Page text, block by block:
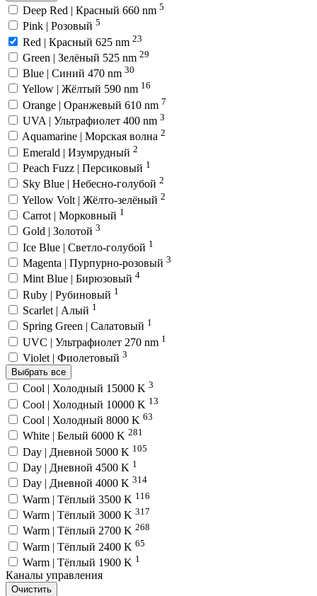
Deep Red | Красный 660 nm 5
Pink | Розовый 5
Red | Красный 625 nm 23
Green | Зелёный 525 nm 29
Blue | Синий 470 nm 30
Yellow | Жёлтый 590 nm 16
Orange | Оранжевый 610 nm 7
UVA | Ультрафиолет 400 nm 3
Aquamarine | Морская волна 2
Emerald | Изумрудный 2
Peach Fuzz | Персиковый 1
Sky Blue | Небесно-голубой 2
Yellow Volt | Жёлто-зелёный 2
Carrot | Морковный 1
Gold | Золотой 3
Ice Blue | Светло-голубой 1
Magenta | Пурпурно-розовый 3
Mint Blue | Бирюзовый 4
Ruby | Рубиновый 1
Scarlet | Алый 1
Spring Green | Салатовый 1
UVC | Ультрафиолет 270 nm 1
Violet | Фиолетовый 3
Выбрать все
Cool | Холодный 15000 K 3
Cool | Холодный 10000 K 13
Cool | Холодный 8000 K 63
White | Белый 6000 K 281
Day | Дневной 5000 K 105
Day | Дневной 4500 K 1
Day | Дневной 4000 K 314
Warm | Тёплый 3500 K 116
Warm | Тёплый 3000 K 317
Warm | Тёплый 2700 K 268
Warm | Тёплый 2400 K 65
Warm | Тёплый 1900 K 1
Каналы управления
Очистить